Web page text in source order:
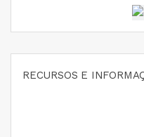
RECURSOS E